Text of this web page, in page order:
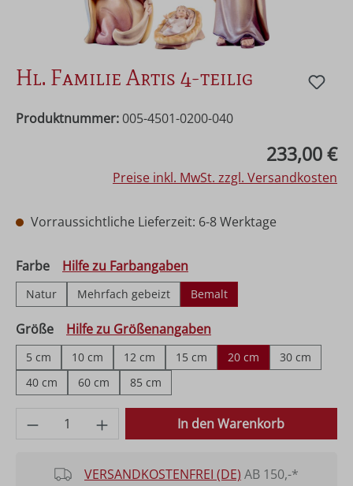
Hl. Familie Artis 4-teilig
Produktnummer: 005-4501-0200-040
233,00 €
Preise inkl. MwSt. zzgl. Versandkosten
Vorraussichtliche Lieferzeit: 6-8 Werktage
Farbeauswählen
Hilfe zu Farbangaben
Natur Mehrfach gebeizt Bemalt
Größeauswählen
Hilfe zu Größenangaben
5 cm 10 cm 12 cm 15 cm 20 cm
30 cm
40 cm
60 cm 85 cm
Produkt Anzahl: Gib den gewünschten
In den Warenkorb
VERSANDKOSTENFREI (DE) AB 150,-*